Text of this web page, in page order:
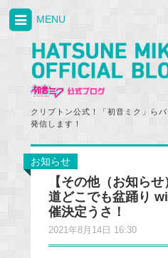
クリプトン公式！「初音ミク」ら
発信します！
MENU
お知らせ
【その他（お知ら
道どこでも盆踊り
催決定うさ！
2021年8月14日 16:30